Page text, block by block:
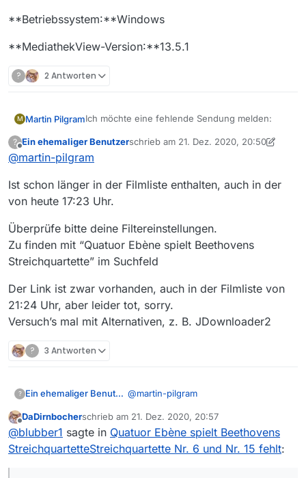
**Betriebssystem:**Windows
**MediathekView-Version:**13.5.1
? 2 Antworten
M Martin PilgramIch möchte eine fehlende Sendung melden:
**Sender:**ARTE
Streichquartette
**Folge:**4
Link zur Sendung in der Mediathek:
https://www.arte.tv/de/videos/097909-004-
A/quatuor-ebene-spielt-beethovens-
streichquartette/
**Betriebssystem:**Windows
?
Offline
Ein ehemaliger Benutzerschrieb am 21. Dez. 2020, 20:50
zuletzt editiert von Ein ehemaliger
@martin-pilgram
Ist schon länger in der Filmliste enthalten, auch in der
von heute 17:23 Uhr.
Überprüfe bitte deine Filtereinstellungen.
Zu finden mit “Quatuor Ebène spielt Beethovens
Streichquartette” im Suchfeld
Der Link ist zwar vorhanden, auch in der Filmliste von
21:24 Uhr, aber leider tot, sorry.
Versuch’s mal mit Alternativen, z. B. JDownloader2
? 3 Antworten
? Ein ehemaliger Benutzer @martin-pilgram
Ist schon länger in der Filmliste
enthalten, auch in der von heute 17:23
Uhr.
Überprüfe bitte deine
Filtereinstellungen.
Offline
DaDirnbocherschrieb am 21. Dez. 2020, 20:57
zuletzt editiert von
@blubber1 sagte in Quatuor Ebène spielt Beethovens
StreichquartetteStreichquartette Nr. 6 und Nr. 15 fehlt: